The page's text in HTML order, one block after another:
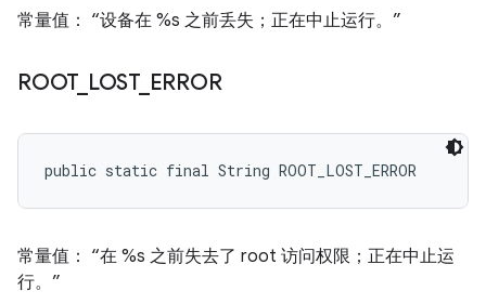
常量值： “设备在 %s 之前丢失；正在中止运行。”
ROOT_ LOST_ ERROR
public static final String ROOT_LOST_ERROR
常量值： “在 %s 之前失去了 root 访问权限；正在中止运
行。”